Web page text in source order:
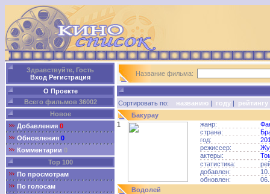
Здравствуйте, Гость
Вход Регистрация
О Проекте
Всего фильмов 36002
Новое
Добавления 0
Обновления 0
Комментарии 0
Top 100
По просмотрам
По голосам
Название фильма:
Сортировать по: названию | году | рейтингу
Бакурау
1
жанр:
страна:
год:
режиссер:
актеры:
статистика:
добавлен:
обновлен:
Водолей